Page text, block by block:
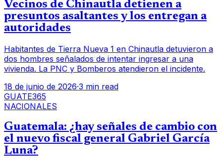
Vecinos de Chinautla detienen a
presuntos asaltantes y los entregan a
autoridades
Habitantes de Tierra Nueva 1 en Chinautla detuvieron a
dos hombres señalados de intentar ingresar a una
vivienda. La PNC y Bomberos atendieron el incidente.
18 de junio de 2026·3 min read
GUATE365
NACIONALES
Guatemala: ¿hay señales de cambio con
el nuevo fiscal general Gabriel García
Luna?